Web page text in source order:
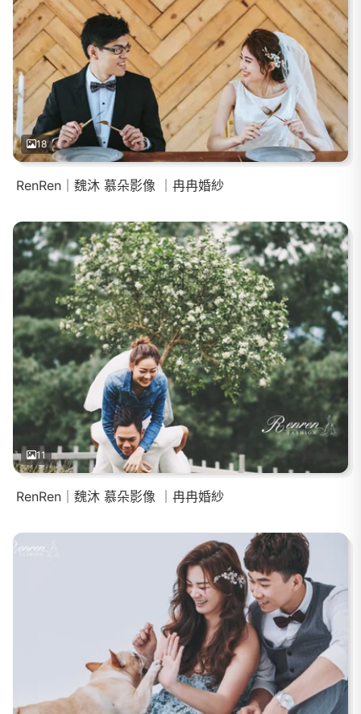
18
RenRen｜魏沐 慕朵影像 ｜冉冉婚紗
11
RenRen｜魏沐 慕朵影像 ｜冉冉婚紗